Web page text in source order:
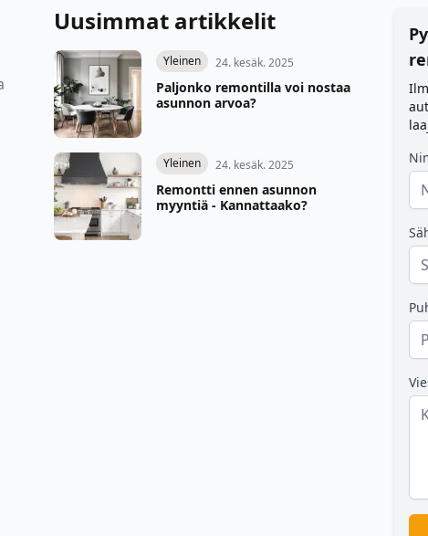
Uusimmat artikkelit
Yleinen 24. kesäk. 2025
Paljonko remontilla voi nostaa
asunnon arvoa?
Yleinen 24. kesäk. 2025
Remontti ennen asunnon
myyntiä - Kannattaako?